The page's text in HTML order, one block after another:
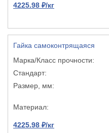
4225.98 ₽/кг
Гайка самоконтрящаяся
4225.98 ₽/кг